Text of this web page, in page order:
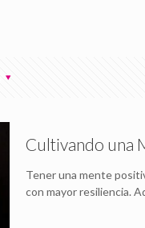
Cultivando una
Tener una mente
con mayor resiliencia.